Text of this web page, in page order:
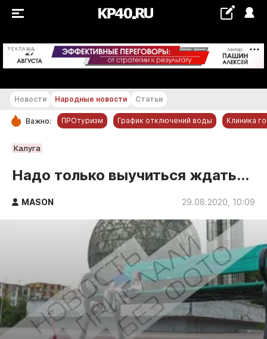
РЕКЛАМА +23...+24 °С
РУБРИКИ
Новости компаний
Статьи
Народные новости
Авто и транспорт
Благоустройство
Криминал
Культура
Недвижимость и ЖКХ
Образование
Новости Народные новости Статьи
Важно: ПРОтуризм График отключений воды Клиника
Калуга
Надо только выучиться ждать...
MASON 29.08.2020, 10:09